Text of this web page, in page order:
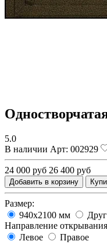
5.0
В наличии Арт: 002929
24 000 руб 26 400 руб
Добавить в корзину
Размер:
940х2100 мм
Направление
Левое
Правое